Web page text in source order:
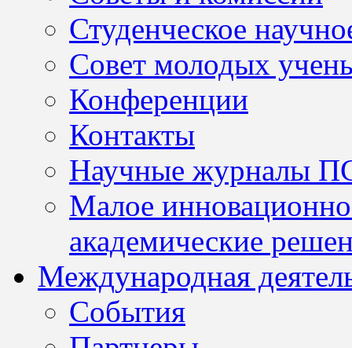
Студенческое
Совет молодых
Конференции
Контакты
Научные журналы
Малое
академические
Международная
События